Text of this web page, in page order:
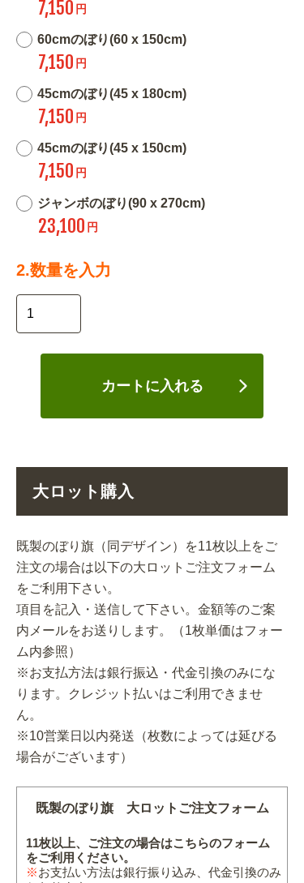
7,150 円
60cmのぼり(60 x 150cm)
7,150 円
45cmのぼり(45 x 180cm)
7,150 円
45cmのぼり(45 x 150cm)
7,150 円
ジャンボのぼり(90 x 270cm)
23,100 円
2.数量を入力
カートに入れる
大ロット購入
既製のぼり旗（同デザイン）を11枚以上をご
注文の場合は以下の大ロットご注文フォーム
をご利用下さい。
項目を記入・送信して下さい。金額等のご案
内メールをお送りします。（1枚単価はフォー
ム内参照）
※お支払方法は銀行振込・代金引換のみにな
ります。クレジット払いはご利用できませ
ん。
※10営業日以内発送（枚数によっては延びる
場合がございます）